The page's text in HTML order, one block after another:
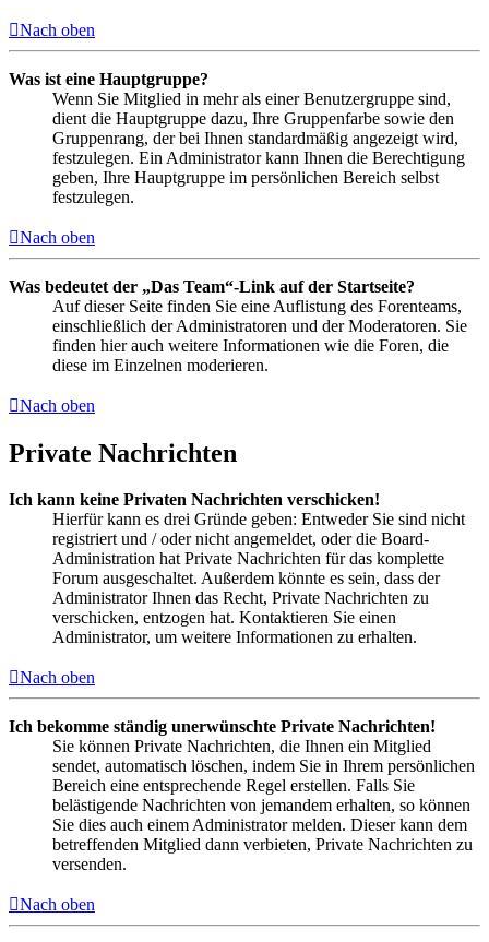
Nach oben
Was ist eine Hauptgruppe?
Wenn Sie Mitglied in mehr als einer Benutzergruppe sind,
dient die Hauptgruppe dazu, Ihre Gruppenfarbe sowie den
Gruppenrang, der bei Ihnen standardmäßig angezeigt wird,
festzulegen. Ein Administrator kann Ihnen die Berechtigung
geben, Ihre Hauptgruppe im persönlichen Bereich selbst
festzulegen.
Nach oben
Was bedeutet der „Das Team“-Link auf der Startseite?
Auf dieser Seite finden Sie eine Auflistung des Forenteams,
einschließlich der Administratoren und der Moderatoren. Sie
finden hier auch weitere Informationen wie die Foren, die
diese im Einzelnen moderieren.
Nach oben
Private Nachrichten
Ich kann keine Privaten Nachrichten verschicken!
Hierfür kann es drei Gründe geben: Entweder Sie sind nicht
registriert und / oder nicht angemeldet, oder die Board-
Administration hat Private Nachrichten für das komplette
Forum ausgeschaltet. Außerdem könnte es sein, dass der
Administrator Ihnen das Recht, Private Nachrichten zu
verschicken, entzogen hat. Kontaktieren Sie einen
Administrator, um weitere Informationen zu erhalten.
Nach oben
Ich bekomme ständig unerwünschte Private Nachrichten!
Sie können Private Nachrichten, die Ihnen ein Mitglied
sendet, automatisch löschen, indem Sie in Ihrem persönlichen
Bereich eine entsprechende Regel erstellen. Falls Sie
belästigende Nachrichten von jemandem erhalten, so können
Sie dies auch einem Administrator melden. Dieser kann dem
betreffenden Mitglied dann verbieten, Private Nachrichten zu
versenden.
Nach oben